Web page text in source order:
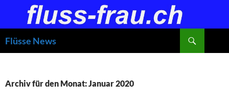
springen
Flüsse News
Archiv für den Monat: Januar 2020